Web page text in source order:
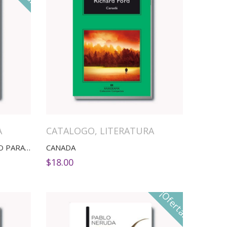
BREVE HISTORIA DEL MUNDO PARA JÓVENES LECTORES
CATALOGO, LITERATURA
CANADA
$18.00
¡Oferta!